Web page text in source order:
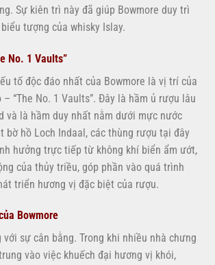
Sự kiên trì này đã giúp Bowmore duy trì
tượng của whisky Islay.
No. 1 Vaults”
tố độc đáo nhất của Bowmore là vị trí của
“The No. 1 Vaults”. Đây là hầm ủ rượu lâu
và là hầm duy nhất nằm dưới mực nước
bờ hồ Loch Indaal, các thùng rượu tại đây
hưởng trực tiếp từ không khí biển ẩm ướt,
của thủy triều, góp phần vào quá trình
triển hương vị đặc biệt của rượu.
Bowmore
với sự cân bằng. Trong khi nhiều nhà chưng
vào việc khuếch đại hương vị khói,